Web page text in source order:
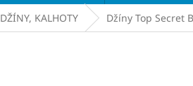
DŽÍNY, KALHOTY Džíny Top Secret